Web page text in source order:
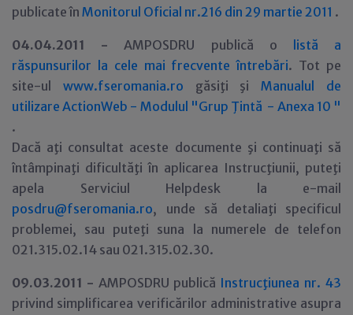
publicate în Monitorul Oficial nr.216 din 29 martie 2011 .
04.04.2011 -AMPOSDRU publică o
listă a
răspunsurilor la cele mai frecvente întrebări. Tot pe
site-ul www.fseromania.ro găsiţi şiManualul de
utilizare ActionWeb - Modulul "Grup Ţintă - Anexa 10 "
.
Dacă aţi consultat aceste documente şi continuaţi să
întâmpinaţi dificultăţi în aplicarea Instrucţiunii, puteţi
apela Serviciul Helpdesk la e-mail
posdru@fseromania.ro, unde să detaliaţi specificul
problemei, sau puteţi suna la numerele de telefon
021.315.02.14 sau 021.315.02.30.
09.03.2011 - AMPOSDRU publică Instrucţiunea nr. 43
privind simplificarea verificărilor administrative asupra